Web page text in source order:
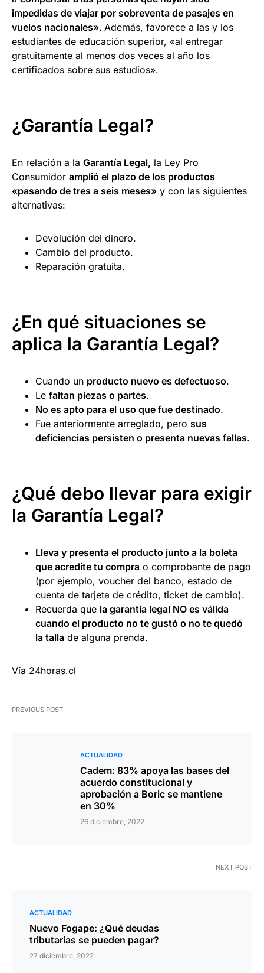
impedidas de viajar por sobreventa de pasajes en
vuelos nacionales». Además, favorece a las y los
estudiantes de educación superior, «al entregar
gratuitamente al menos dos veces al año los
certificados sobre sus estudios».
¿Garantía Legal?
En relación a la Garantía Legal, la Ley Pro
Consumidor amplió el plazo de los productos
«pasando de tres a seis meses» y con las siguientes
alternativas:
Devolución del dinero.
Cambio del producto.
Reparación gratuita.
¿En qué situaciones se
aplica la Garantía Legal?
Cuando un producto nuevo es defectuoso.
Le faltan piezas o partes.
No es apto para el uso que fue destinado.
Fue anteriormente arreglado, pero sus
deficiencias persisten o presenta nuevas fallas.
¿Qué debo llevar para exigir
la Garantía Legal?
Lleva y presenta el producto junto a la boleta
que acredite tu compra o comprobante de pago
(por ejemplo, voucher del banco, estado de
cuenta de tarjeta de crédito, ticket de cambio).
Recuerda que la garantía legal NO es válida
cuando el producto no te gustó o no te quedó
la talla de alguna prenda.
Vía 24horas.cl
PREVIOUS POST
ACTUALIDAD
Cadem: 83% apoya las bases del
acuerdo constitucional y
aprobación a Boric se mantiene
en 30%
26 diciembre, 2022
NEXT POST
ACTUALIDAD
Nuevo Fogape: ¿Qué deudas
tributarias se pueden pagar?
27 diciembre, 2022